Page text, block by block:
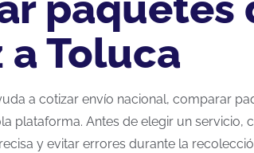
Toluca
a cotizar envío nacional, comparar
plataforma. Antes de elegir un servicio,
y evitar errores durante la